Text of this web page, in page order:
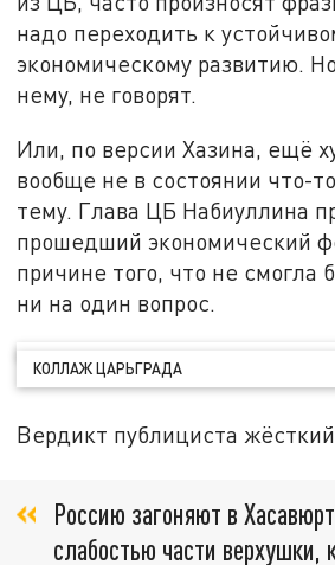
надо переходить к
экономическому развитию.
нему, не говорят.
Или, по версии Хазина, ещё
вообще не в состоянии что-
тему. Глава ЦБ Набиуллина
прошедший экономический
причине того, что не смогла
ни на один вопрос.
КОЛЛАЖ ЦАРЬГРАДА
Вердикт публициста
Россию загоняют в
слабостью части верхушки,